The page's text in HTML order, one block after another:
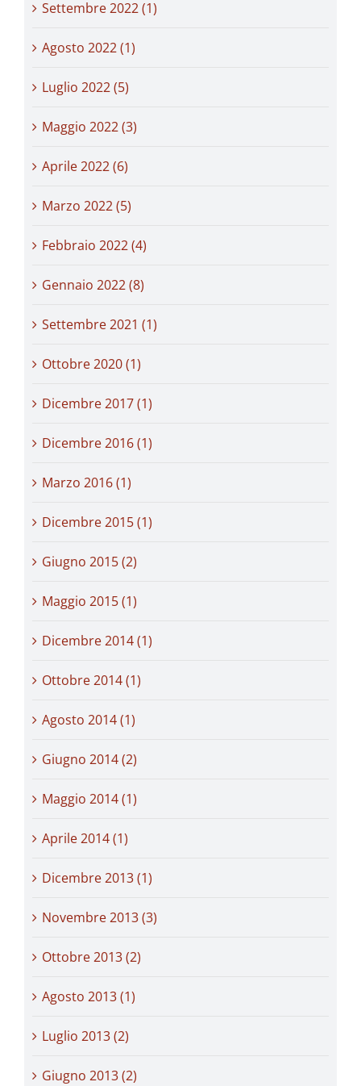
Settembre 2022 (1)
Agosto 2022 (1)
Luglio 2022 (5)
Maggio 2022 (3)
Aprile 2022 (6)
Marzo 2022 (5)
Febbraio 2022 (4)
Gennaio 2022 (8)
Settembre 2021 (1)
Ottobre 2020 (1)
Dicembre 2017 (1)
Dicembre 2016 (1)
Marzo 2016 (1)
Dicembre 2015 (1)
Giugno 2015 (2)
Maggio 2015 (1)
Dicembre 2014 (1)
Ottobre 2014 (1)
Agosto 2014 (1)
Giugno 2014 (2)
Maggio 2014 (1)
Aprile 2014 (1)
Dicembre 2013 (1)
Novembre 2013 (3)
Ottobre 2013 (2)
Agosto 2013 (1)
Luglio 2013 (2)
Giugno 2013 (2)